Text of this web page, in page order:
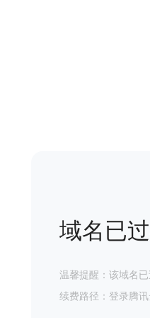
域名已
温馨提醒：该域名
续费路径：登录腾